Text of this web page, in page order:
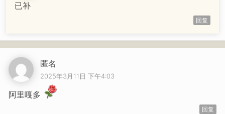
已补
回复
匿名
2025年3月11日 下午4:03
阿里嘎多
回复